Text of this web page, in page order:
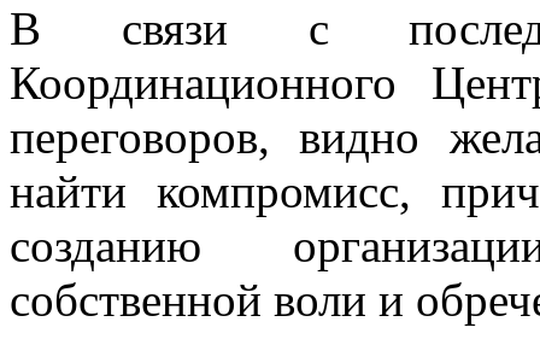
В связи с
Координационного
переговоров, видно
найти компромисс,
созданию
собственной воли и